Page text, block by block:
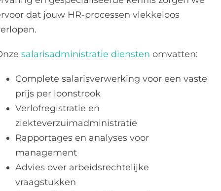
dat jouw HR-processen vlekkeloos
salarisadministratie diensten omvatten:
Complete salarisverwerking voor een vaste
prijs per loonstrook
Verlofregistratie en
ziekteverzuimadministratie
Rapportages en analyses voor
management
Advies over arbeidsrechtelijke
vraagstukken